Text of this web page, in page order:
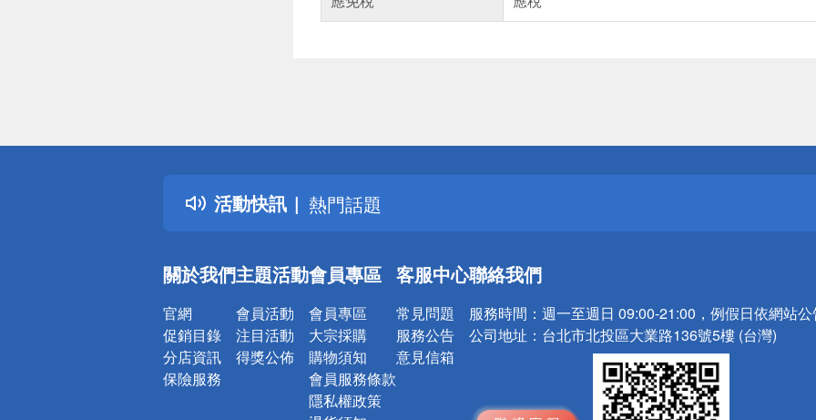
活動快訊
詐騙網頁！請小心！
得獎公告
熱門話題
銀行優惠
詐騙網頁！請小心！
關於我們
官網
促銷目錄
分店資訊
保險服務
主題活動
會員活動
注目活動
得獎公佈
會員專區
會員專區
大宗採購
購物須知
會員服務條款
隱私權政策
客服中心
常見問題
服務公告
意見信箱
聯絡我們
服務時間： 週一至週日 09:00-21:00，例假日依網站
公司地址： 台北市北投區大業路136號5樓 (台灣)